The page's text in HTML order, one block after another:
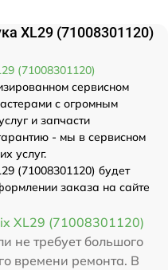
XL29 (71008301120)
(71008301120)
сервисном
с огромным
и запчасти
- мы в сервисном
услуг.
(71008301120) будет
заказа на сайте
XL29 (71008301120)
не требует большого
времени ремонта. В